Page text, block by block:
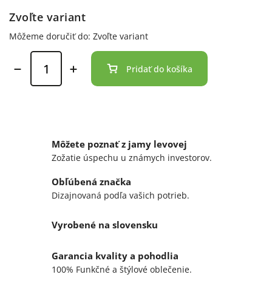
Zvoľte variant
Môžeme doručiť do: Zvoľte variant
Pridať do košíka
Môžete poznať z jamy levovej
Zožatie úspechu u známych investorov.
Obľúbená značka
Dizajnovaná podľa vašich potrieb.
Vyrobené na slovensku
Garancia kvality a pohodlia
100% Funkčné a štýlové oblečenie.